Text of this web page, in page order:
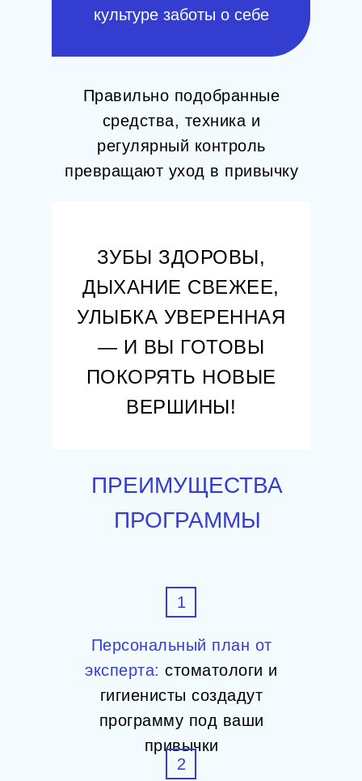
Правильно подобранные
средства, техника и
регулярный контроль
превращают уход в привычку
культуре заботы о себе
ЗУБЫ ЗДОРОВЫ,
ДЫХАНИЕ СВЕЖЕЕ,
УЛЫБКА УВЕРЕННАЯ
— И ВЫ ГОТОВЫ
ПОКОРЯТЬ НОВЫЕ
ВЕРШИНЫ!
ПРЕИМУЩЕСТВА
ПРОГРАММЫ
Персональный план от
эксперта: стоматологи и
гигиенисты создадут
программу под ваши
привычки
1
2